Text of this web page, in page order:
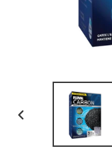
DIAPOSITIVE
PRÉCÉDENTE